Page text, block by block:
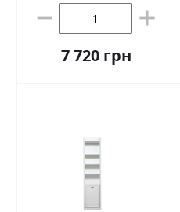
7 720 грн